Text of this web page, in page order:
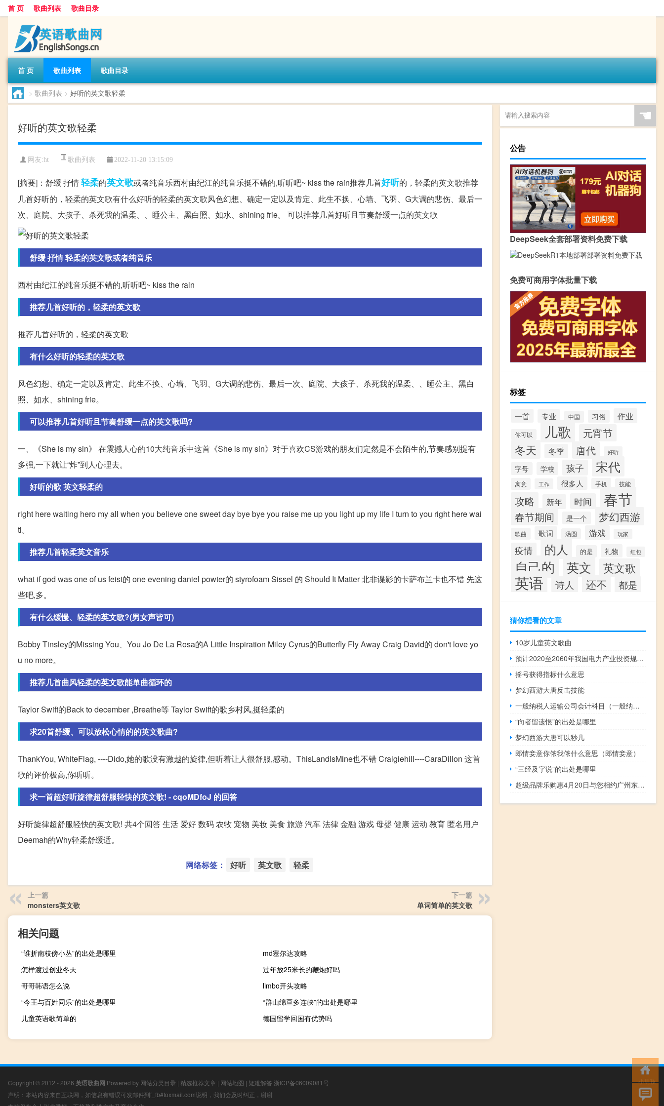
首 页 歌曲列表 歌曲目录
首 页 歌曲列表 歌曲目录
> 歌曲列表 > 好听的英文歌轻柔
好听的英文歌轻柔
网友:ht 歌曲列表 2022-11-20 13:15:09
[摘要]：舒缓 抒情轻柔的英文歌或者纯音乐西村由纪江的纯音乐挺不错的,听听吧~ kiss the rain推荐几首好听的，轻柔的英文歌推荐
几首好听的，轻柔的英文歌有什么好听的轻柔的英文歌风色幻想、确定一定以及肯定、此生不换、心墙、飞羽、G大调的悲伤、最后一
次、庭院、大孩子、杀死我的温柔、、睡公主、黑白照、如水、shining frie。 可以推荐几首好听且节奏舒缓一点的英文歌
舒缓 抒情 轻柔的英文歌或者纯音乐
西村由纪江的纯音乐挺不错的,听听吧~ kiss the rain
推荐几首好听的，轻柔的英文歌
推荐几首好听的，轻柔的英文歌
有什么好听的轻柔的英文歌
风色幻想、确定一定以及肯定、此生不换、心墙、飞羽、G大调的悲伤、最后一次、庭院、大孩子、杀死我的温柔、、睡公主、黑白
照、如水、shining frie。
可以推荐几首好听且节奏舒缓一点的英文歌吗?
一、《She is my sin》 在震撼人心的10大纯音乐中这首《She is my sin》对于喜欢CS游戏的朋友们定然是不会陌生的,节奏感别提有
多强,一下就让“炸”到人心理去。
好听的歌 英文轻柔的
right here waiting hero my all when you believe one sweet day bye bye you raise me up you light up my life I turn to you right here wai
ti。
推荐几首轻柔英文音乐
what if god was one of us feist的 one evening daniel powter的 styrofoam Sissel 的 Should It Matter 北非谍影的卡萨布兰卡也不错 先这
些吧,多。
有什么缓慢、轻柔的英文歌?(男女声皆可)
Bobby Tinsley的Missing You、You Jo De La Rosa的A Little Inspiration Miley Cyrus的Butterfly Fly Away Craig David的 don't love yo
u no more。
推荐几首曲风轻柔的英文歌能单曲循环的
Taylor Swift的Back to december ,Breathe等 Taylor Swift的歌乡村风,挺轻柔的
求20首舒缓、可以放松心情的的英文歌曲?
ThankYou, WhiteFlag, ----Dido,她的歌没有激越的旋律,但听着让人很舒服,感动。ThisLandIsMine也不错 Craigiehill----CaraDillon 这首
歌的评价极高,你听听。
求一首超好听旋律超舒服轻快的英文歌! - cqoMDfoJ 的回答
好听旋律超舒服轻快的英文歌! 共4个回答 生活 爱好 数码 农牧 宠物 美妆 美食 旅游 汽车 法律 金融 游戏 母婴 健康 运动 教育 匿名用户
Deemah的Why轻柔舒缓适。
网络标签： 好听 英文歌 轻柔
上一篇
monsters英文歌
下一篇
单词简单的英文歌
相关问题
“谁折南枝傍小丛”的出处是哪里
md塞尔达攻略
怎样渡过创业冬天
过年放25米长的鞭炮好吗
哥哥韩语怎么说
limbo开头攻略
“今王与百姓同乐”的出处是哪里
“群山绵亘多连峡”的出处是哪里
儿童英语歌简单的
德国留学回国有优势吗
☚
公告
DeepSeek全套部署资料免费下载
免费可商用字体批量下载
标签
一首 专业 中国 习俗 作业
你可以 儿歌 元宵节
冬天 冬季 唐代 好听
字母 学校 孩子 宋代
寓意 工作 很多人 手机 技能
攻略 新年 时间 春节
春节期间 是一个 梦幻西游
歌曲 歌词 汤圆 游戏 玩家
疫情 的人 的是 礼物 红包
自己的 英文 英文歌
英语 诗人 还不 都是
猜你想看的文章
10岁儿童英文歌曲
预计2020至2060年我国电力产业投资规模将超100万亿元
摇号获得指标什么意思
梦幻西游大唐反击技能
一般纳税人运输公司会计科目（一般纳税人运输公司账务处理）
“向者留遗恨”的出处是哪里
梦幻西游大唐可以秒几
郎情妾意你侬我侬什么意思（郎情妾意）
“三经及字说”的出处是哪里
超级品牌乐购惠4月20日与您相约广州东方国际商业广场
Copyright © 2012 - 2026 英语歌曲网 Powered by 网站分类目录 | 精选推荐文章 | 网站地图 | 疑难解答 浙ICP备06009081号
声明：本站内容来自互联网，如信息有错误可发邮件到f_fb#foxmail.com说明，我们会及时纠正，谢谢
小男孩